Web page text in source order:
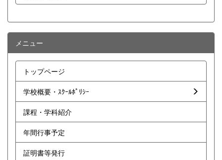
メニュー
トップページ
学校概要・ｽｸｰﾙﾎﾟﾘｼｰ
課程・学科紹介
年間行事予定
証明書等発行